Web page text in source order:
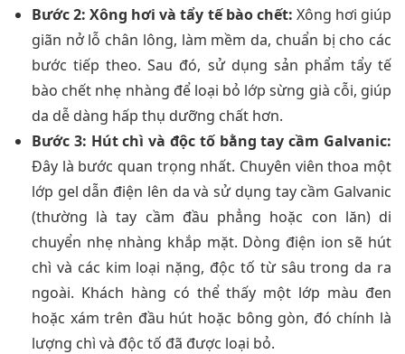
Bước 2: Xông hơi và tẩy tế bào chết: Xông hơi giúp
giãn nở lỗ chân lông, làm mềm da, chuẩn bị cho các
bước tiếp theo. Sau đó, sử dụng sản phẩm tẩy tế
bào chết nhẹ nhàng để loại bỏ lớp sừng già cỗi, giúp
da dễ dàng hấp thụ dưỡng chất hơn.
Bước 3: Hút chì và độc tố bằng tay cầm Galvanic:
Đây là bước quan trọng nhất. Chuyên viên thoa một
lớp gel dẫn điện lên da và sử dụng tay cầm Galvanic
(thường là tay cầm đầu phẳng hoặc con lăn) di
chuyển nhẹ nhàng khắp mặt. Dòng điện ion sẽ hút
chì và các kim loại nặng, độc tố từ sâu trong da ra
ngoài. Khách hàng có thể thấy một lớp màu đen
hoặc xám trên đầu hút hoặc bông gòn, đó chính là
lượng chì và độc tố đã được loại bỏ.